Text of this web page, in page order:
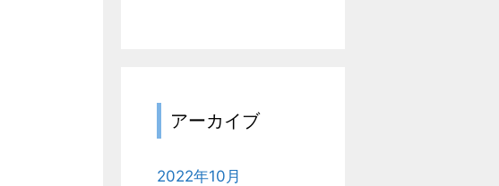
アーカイブ
2022年10月